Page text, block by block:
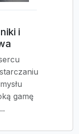
i
gamę